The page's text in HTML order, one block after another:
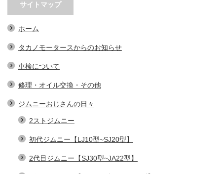
サイトマップ
ホーム
タカノモータースからのお知らせ
車検について
修理・オイル交換・その他
ジムニーおじさんの日々
2ストジムニー
初代ジムニー【LJ10型~SJ20型】
2代目ジムニー【SJ30型~JA22型】